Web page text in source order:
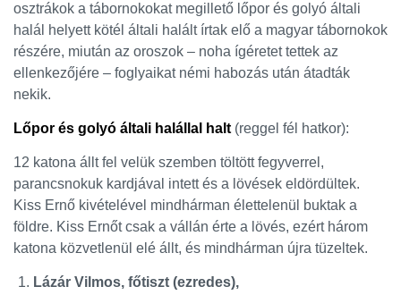
osztrákok a tábornokokat megillető lőpor és golyó általi
halál helyett kötél általi halált írtak elő a magyar tábornokok
részére, miután az oroszok – noha ígéretet tettek az
ellenkezőjére – foglyaikat némi habozás után átadták
nekik.
Lőpor és golyó általi halállal halt (reggel fél hatkor):
12 katona állt fel velük szemben töltött fegyverrel,
parancsnokuk kardjával intett és a lövések eldördültek.
Kiss Ernő kivételével mindhárman élettelenül buktak a
földre. Kiss Ernőt csak a vállán érte a lövés, ezért három
katona közvetlenül elé állt, és mindhárman újra tüzeltek.
Lázár Vilmos, főtiszt (ezredes),